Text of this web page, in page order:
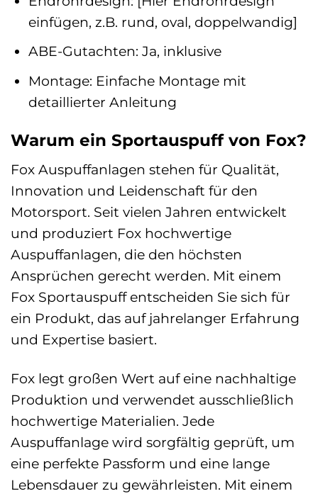
einfügen, z.B. rund, oval, doppelwandig]
ABE-Gutachten: Ja, inklusive
Montage: Einfache Montage mit
detaillierter Anleitung
Warum ein Sportauspuff von Fox?
Fox Auspuffanlagen stehen für Qualität,
Innovation und Leidenschaft für den
Motorsport. Seit vielen Jahren entwickelt
und produziert Fox hochwertige
Auspuffanlagen, die den höchsten
Ansprüchen gerecht werden. Mit einem
Fox Sportauspuff entscheiden Sie sich für
ein Produkt, das auf jahrelanger Erfahrung
und Expertise basiert.
Fox legt großen Wert auf eine nachhaltige
Produktion und verwendet ausschließlich
hochwertige Materialien. Jede
Auspuffanlage wird sorgfältig geprüft, um
eine perfekte Passform und eine lange
Lebensdauer zu gewährleisten. Mit einem